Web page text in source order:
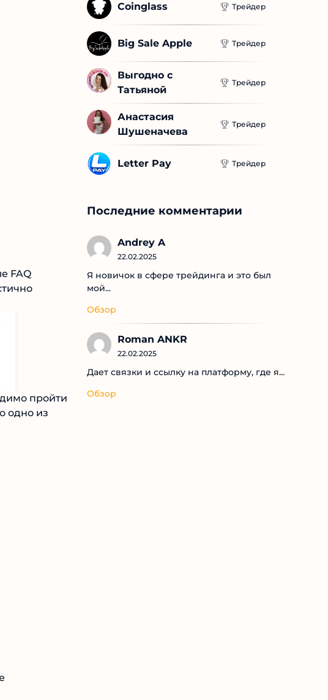
FAQ
пройти
одно из
Coinglass Трейдер
Big Sale Apple Трейдер
Выгодно с
Татьяной
Трейдер
Анастасия
Шушеначева
Трейдер
Letter Pay Трейдер
Последние комментарии
Andrey A
22.02.2025
Я новичок в сфере трейдинга и это был
мой...
Обзор
Roman ANKR
22.02.2025
Дает связки и ссылку на платформу, где я...
Обзор